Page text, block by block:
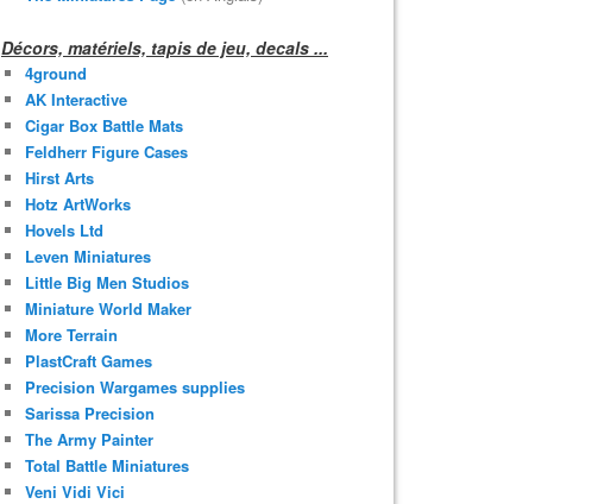
Décors, matériels, tapis de jeu, decals ...
4ground
AK Interactive
Cigar Box Battle Mats
Feldherr Figure Cases
Hirst Arts
Hotz ArtWorks
Hovels Ltd
Leven Miniatures
Little Big Men Studios
Miniature World Maker
More Terrain
PlastCraft Games
Precision Wargames supplies
Sarissa Precision
The Army Painter
Total Battle Miniatures
Veni Vidi Vici